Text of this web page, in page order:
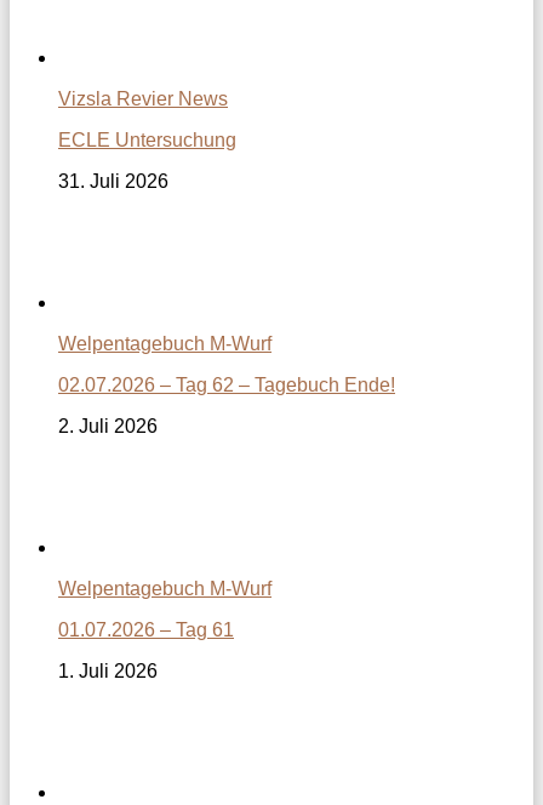
Vizsla Revier News
ECLE Untersuchung
31. Juli 2026
Welpentagebuch M-Wurf
02.07.2026 – Tag 62 – Tagebuch Ende!
2. Juli 2026
Welpentagebuch M-Wurf
01.07.2026 – Tag 61
1. Juli 2026